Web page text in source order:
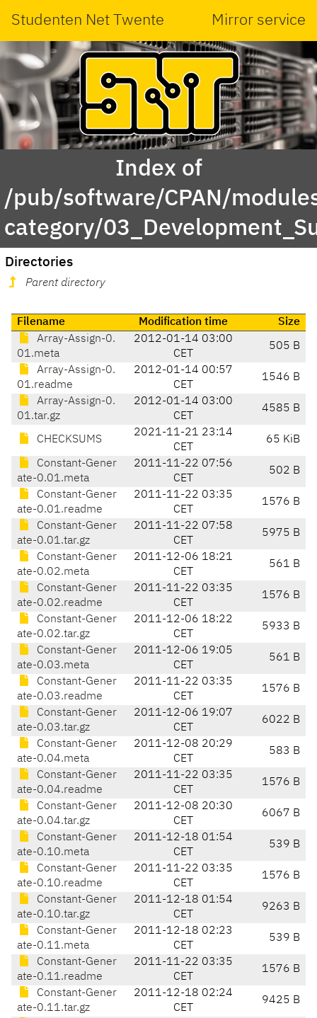
Studenten Net Twente Mirror service
Index of
/pub/software/CPAN/
category/
Directories
Parent directory
Filename Modification time
Size
Array-Assign-0.
01.meta
2012-01-14 03:00
CET
505 B
Array-Assign-0.
01.readme
2012-01-14 00:57
CET
1546 B
Array-Assign-0.
01.tar.gz
2012-01-14 03:00
CET
4585 B
CHECKSUMS
2021-11-21 23:14
CET
65 KiB
Constant-Gener
ate-0.01.meta
2011-11-22 07:56
CET
502 B
Constant-Gener
ate-0.01.readme
2011-11-22 03:35
CET
1576 B
Constant-Gener
ate-0.01.tar.gz
2011-11-22 07:58
CET
5975 B
Constant-Gener
ate-0.02.meta
2011-12-06 18:21
CET
561 B
Constant-Gener
ate-0.02.readme
2011-11-22 03:35
CET
1576 B
Constant-Gener
ate-0.02.tar.gz
2011-12-06 18:22
CET
5933 B
Constant-Gener
ate-0.03.meta
2011-12-06 19:05
CET
561 B
Constant-Gener
ate-0.03.readme
2011-11-22 03:35
CET
1576 B
Constant-Gener
ate-0.03.tar.gz
2011-12-06 19:07
CET
6022 B
Constant-Gener
ate-0.04.meta
2011-12-08 20:29
CET
583 B
Constant-Gener
ate-0.04.readme
2011-11-22 03:35
CET
1576 B
Constant-Gener
ate-0.04.tar.gz
2011-12-08 20:30
CET
6067 B
Constant-Gener
ate-0.10.meta
2011-12-18 01:54
CET
539 B
Constant-Gener
ate-0.10.readme
2011-11-22 03:35
CET
1576 B
Constant-Gener
ate-0.10.tar.gz
2011-12-18 01:54
CET
9263 B
Constant-Gener
ate-0.11.meta
2011-12-18 02:23
CET
539 B
Constant-Gener
ate-0.11.readme
2011-11-22 03:35
CET
1576 B
Constant-Gener
ate-0.11.tar.gz
2011-12-18 02:24
CET
9425 B